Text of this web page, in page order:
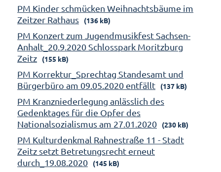
PM Kinder schmücken Weihnachtsbäume im
Zeitzer Rathaus
(136 kB)
PM Konzert zum Jugendmusikfest Sachsen-
Anhalt_20.9.2020 Schlosspark Moritzburg
Zeitz
(155 kB)
PM Korrektur_Sprechtag Standesamt und
Bürgerbüro am 09.05.2020 entfällt
(137 kB)
PM Kranzniederlegung anlässlich des
Gedenktages für die Opfer des
Nationalsozialismus am 27.01.2020
(230 kB)
PM Kulturdenkmal Rahnestraße 11 - Stadt
Zeitz setzt Betretungsrecht erneut
durch_19.08.2020
(145 kB)